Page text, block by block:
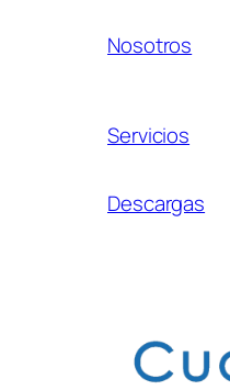
Nosotros
Servicios
Descargas